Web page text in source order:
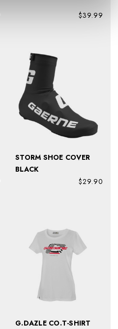
$39.99
STORM SHOE COVER
BLACK
$29.90
G.DAZLE CO.T-SHIRT